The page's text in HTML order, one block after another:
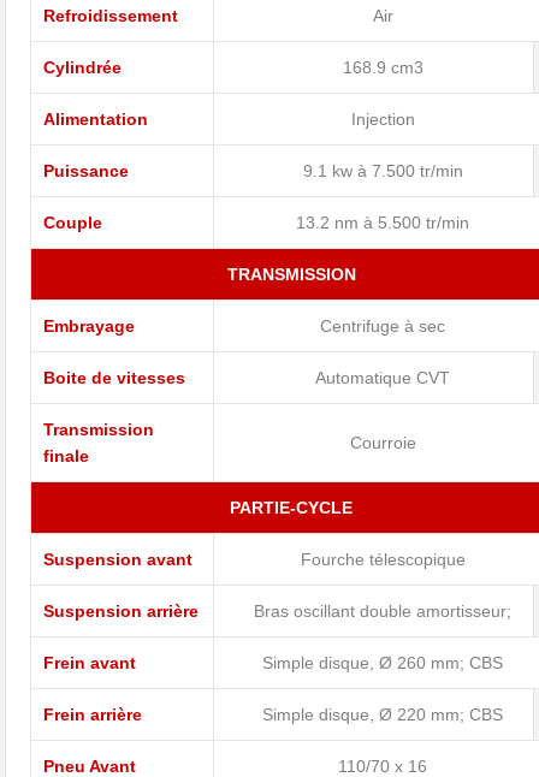
Refroidissement Air
Cylindrée 168.9 cm3
Alimentation Injection
Puissance 9.1 kw à 7.500 tr/min
Couple 13.2 nm à 5.500 tr/min
TRANSMISSION
Embrayage Centrifuge à sec
Boite de vitesses Automatique CVT
Transmission
finale
Courroie
PARTIE-CYCLE
Suspension avant Fourche télescopique
Suspension arrière Bras oscillant double amortisseur;
Frein avant Simple disque, Ø 260 mm; CBS
Frein arrière Simple disque, Ø 220 mm; CBS
Pneu Avant 110/70 x 16